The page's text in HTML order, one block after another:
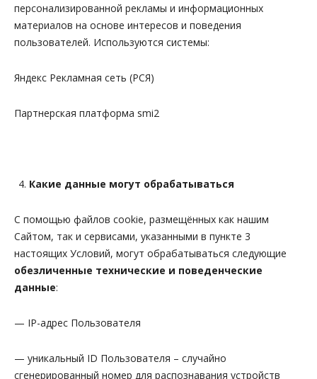
персонализированной рекламы и информационных
материалов на основе интересов и поведения
пользователей. Используются системы:
Яндекс Рекламная сеть (РСЯ)
Партнерская платформа smi2
Какие данные могут обрабатываться
С помощью файлов cookie, размещённых как нашим
Сайтом, так и сервисами, указанными в пункте 3
настоящих Условий, могут обрабатываться следующие
обезличенные технические и поведенческие
данные:
— IP-адрес Пользователя
— уникальный ID Пользователя – случайно
сгенерированный номер для распознавания устройств